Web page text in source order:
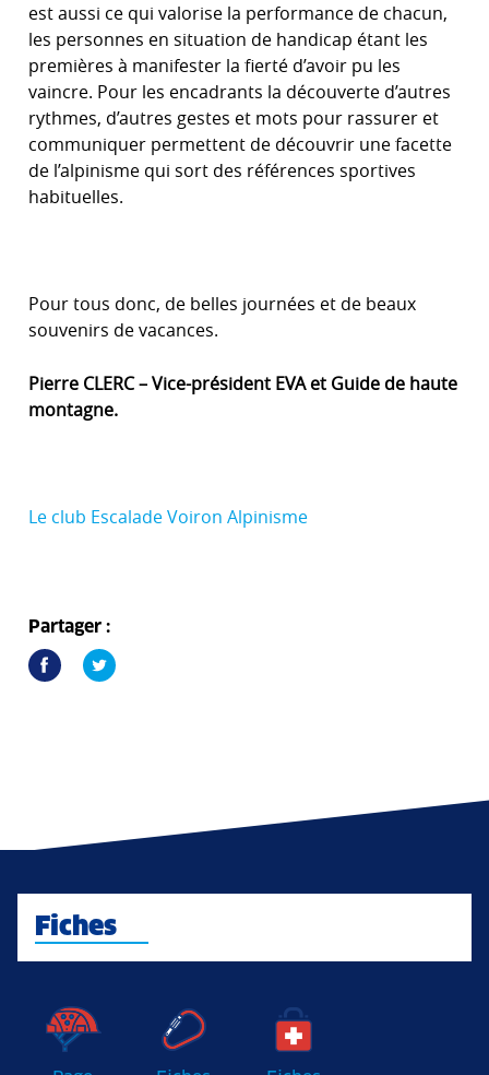
est aussi ce qui valorise la performance de chacun,
les personnes en situation de handicap étant les
premières à manifester la fierté d’avoir pu les
vaincre. Pour les encadrants la découverte d’autres
rythmes, d’autres gestes et mots pour rassurer et
communiquer permettent de découvrir une facette
de l’alpinisme qui sort des références sportives
habituelles.
Pour tous donc, de belles journées et de beaux
souvenirs de vacances.
Pierre CLERC – Vice-président EVA et Guide de haute
montagne.
Le club Escalade Voiron Alpinisme
Partager :
Fiches